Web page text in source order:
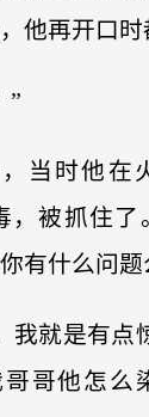
他再开口时
”
当时他在
，被抓住了
有什么问题
我就是有点
哥他怎么